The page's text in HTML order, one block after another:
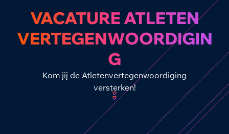
VACATURE ATLETEN
VERTEGENWOORDIGIN
G
Kom jij de Atletenvertegenwoordiging
versterken!